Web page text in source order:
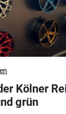
Kölner
grün